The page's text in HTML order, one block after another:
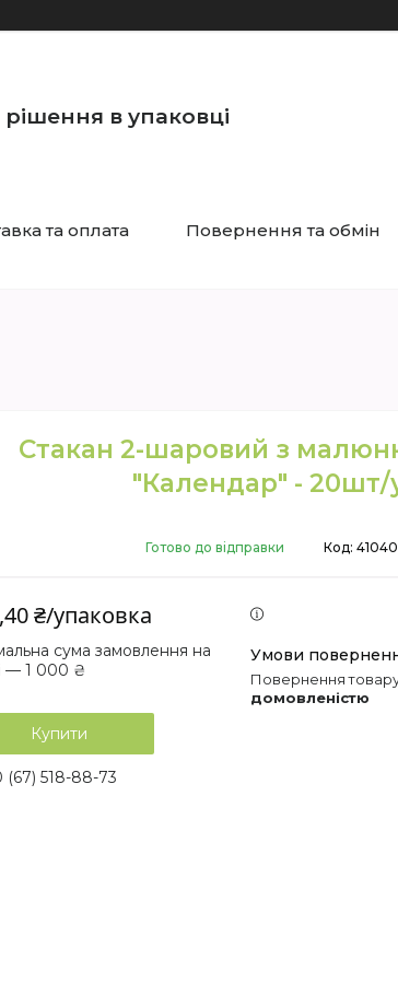
в упаковці
та оплата Повернення та обмін
Стакан 2-шаровий з
"Календар" - 20шт/
Готово до відправки Код:
₴/упаковка
сума замовлення на
— 1 000 ₴
Купити
(67) 518-88-73
повернення
домовленістю